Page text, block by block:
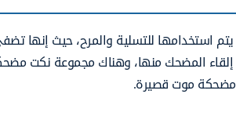
استخدامها للتسلية والمرح، حيث إنها
المضحك منها، وهناك مجموعةنكت
موت قصيرة.